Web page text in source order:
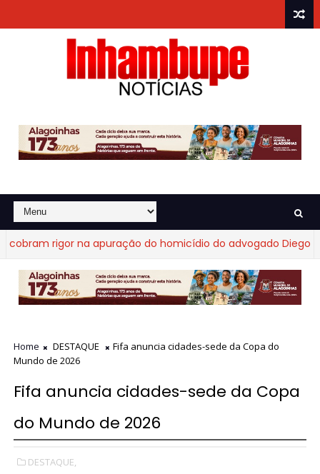
rigor na apuração do homicídio do advogado Diego
Home DESTAQUE
Fifa anuncia cidades-sede da Copa do
Mundo de 2026
Fifa anuncia cidades-sede da Copa
do Mundo de 2026
DESTAQUE,